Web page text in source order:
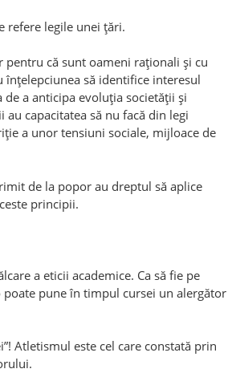
refere legile unei ţări.
pentru că sunt oameni raţionali şi cu
să identifice interesul
a anticipa evoluţia societăţii şi
capacitatea să nu facă din legi
a unor tensiuni sociale, mijloace de
de la popor au dreptul să aplice
principii.
a eticii academice. Ca să fie pe
pune în timpul cursei un alergător
Atletismul este cel care constată prin